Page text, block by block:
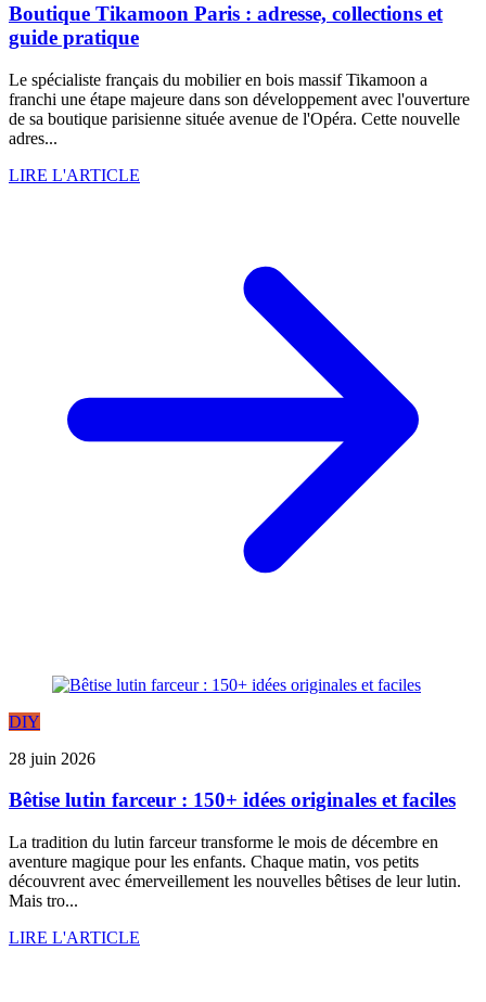
Boutique Tikamoon Paris : adresse, collections et
guide pratique
Le spécialiste français du mobilier en bois massif Tikamoon a
franchi une étape majeure dans son développement avec l'ouverture
de sa boutique parisienne située avenue de l'Opéra. Cette nouvelle
adres...
LIRE L'ARTICLE
DIY
28 juin 2026
Bêtise lutin farceur : 150+ idées originales et faciles
La tradition du lutin farceur transforme le mois de décembre en
aventure magique pour les enfants. Chaque matin, vos petits
découvrent avec émerveillement les nouvelles bêtises de leur lutin.
Mais tro...
LIRE L'ARTICLE